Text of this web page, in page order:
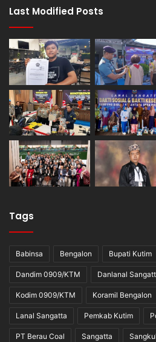
Last Modified Posts
Tags
Babinsa Bengalon Bupati Kutim
Dandim 0909/KTM Danlanal
Kodim 0909/KTM Koramil Bengalon
Lanal Sangatta Pemkab Kutim
PT Berau Coal Sangatta